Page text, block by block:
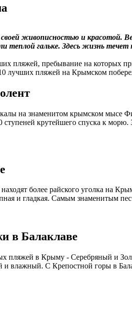
живописностью и
гальке. Здесь жизнь течет
пляжей, пребывание на которых
лучших пляжей на Крымском
на знаменитом крымском мысе
крутейшего спуска к морю.
более райского уголка на
и гладкая. Самым знаменитым
в Балаклаве
пляжей в Крыму - Серебряный и
и влажный. С Крепостной горы в